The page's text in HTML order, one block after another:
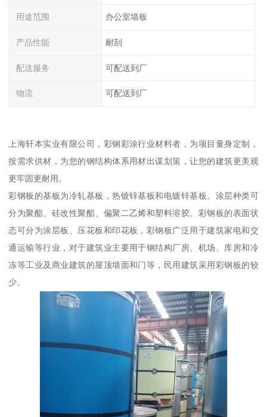
用途范围 办公室墙板
产品性能 耐刮
配送服务 可配送到厂
物流 可配送到厂
上海轩本实业有限公司，彩钢彩涂行业材料者，为项目量身定制，
按需求供材，为您的钢结构体系用材出谋划策，让您的建筑更美观
更牢固更耐用。
彩钢板的基板为冷轧基板，热镀锌基板和电镀锌基板。涂层种类可
分为聚酯、硅改性聚酯、偏聚二乙烯和塑料溶胶。彩钢板的表面状
态可分为涂层板、压花板和印花板，彩钢板广泛用于建筑家电和交
通运输等行业，对于建筑业主要用于钢结构厂房、机场、库房和冷
冻等工业及商业建筑的屋顶墙面和门等，民用建筑采用彩钢板的较
少。